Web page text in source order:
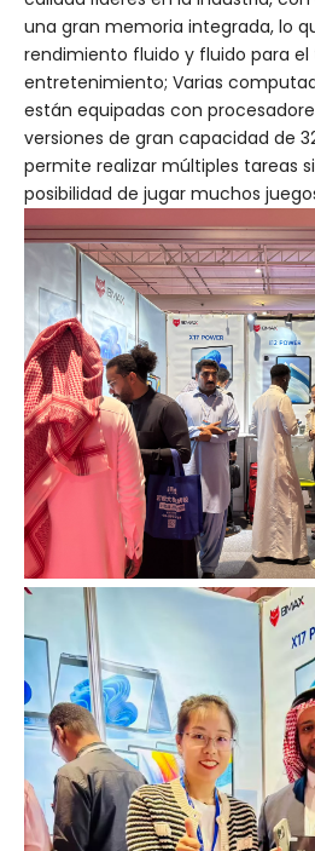
una gran memoria integrada, lo
rendimiento fluido y fluido para el
entretenimiento; Varias
están equipadas con
versiones de gran capacidad de 32
permite realizar múltiples tareas
posibilidad de jugar muchos